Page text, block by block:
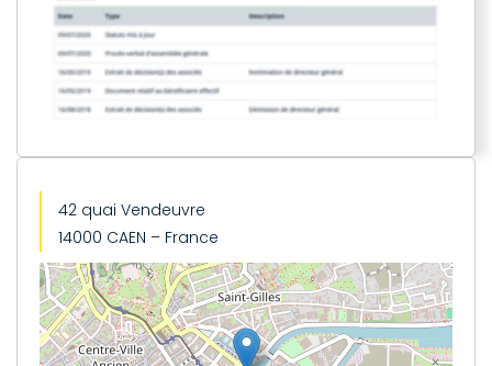
42 quai Vendeuvre
14000 CAEN – France